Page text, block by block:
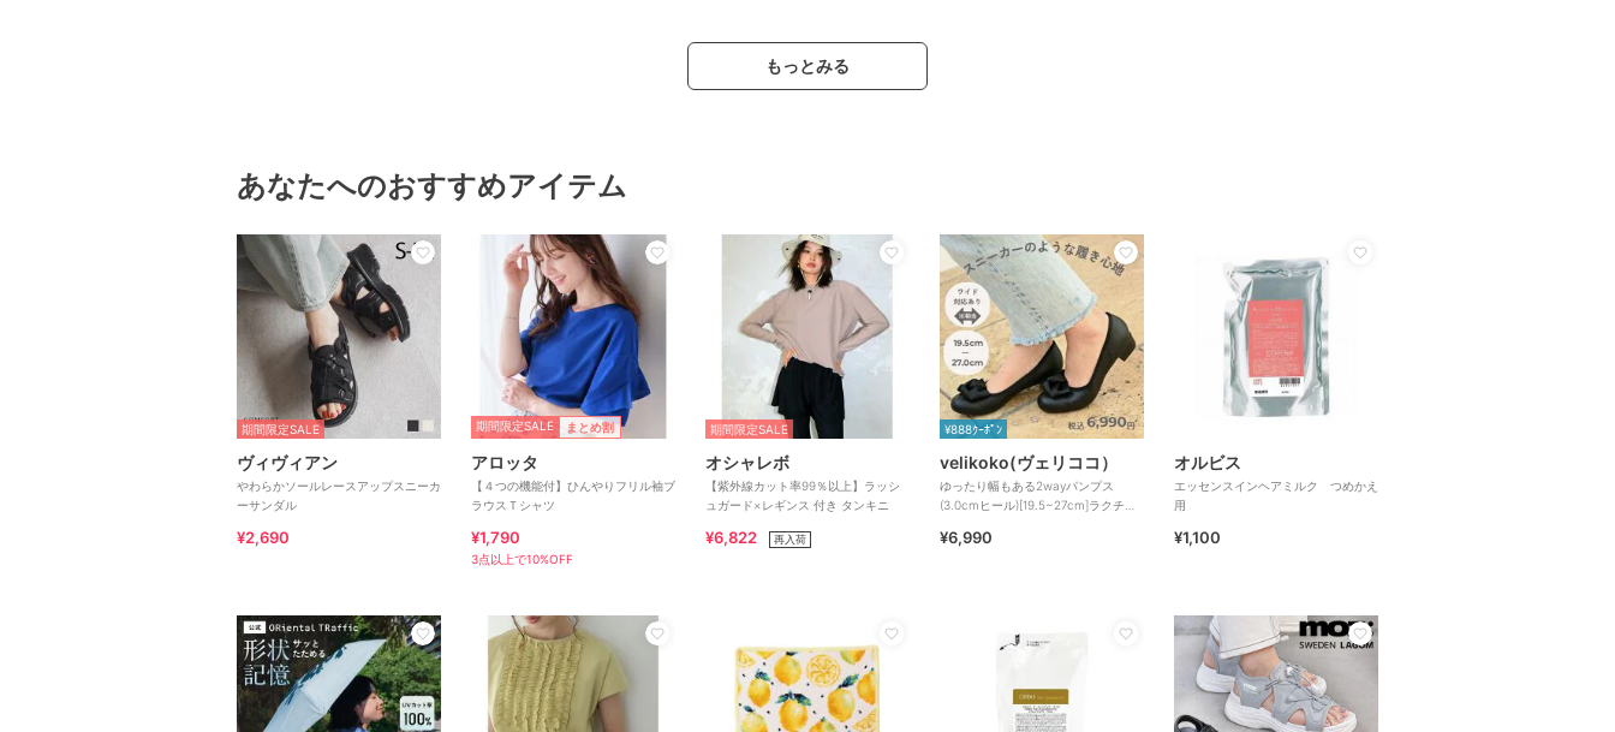
もっとみる
あなたへのおすすめアイテム
期間限定SALE
ヴィヴィアン
やわらかソールレースアップスニーカ
ーサンダル
¥2,690
期間限定SALE まとめ割
アロッタ
【４つの機能付】ひんやりフリル袖ブ
ラウスＴシャツ
¥1,790
3点以上で10%OFF
期間限定SALE
オシャレボ
【紫外線カット率99％以上】ラッシ
ュガード×レギンス 付き タンキニ
¥6,822 再入荷
¥888ｸｰﾎﾟﾝ
velikoko(ヴェリココ）
ゆったり幅もある2wayパンプス
(3.0cmヒール)[19.5~27cm]ラクチン
¥6,990
オルビス
エッセンスインヘアミルク つめかえ
用
¥1,100